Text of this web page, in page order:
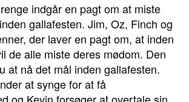
indgår en pagt om at miste
gallafesten. Jim, Oz, Finch og
der laver en pagt om, at inden
de alle miste deres mødom. Den
at nå det mål inden gallafesten.
at synge for at få